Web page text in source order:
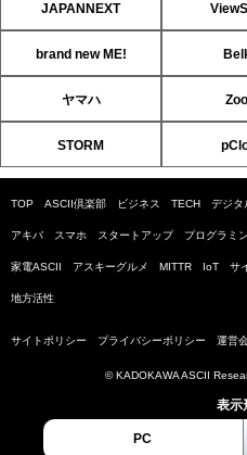
JAPANNEXT
brand new ME!
ヤマハ
STORM
TOP ASCII倶楽部 ビジネス TECH デジタ
アキバ スマホ スタートアップ プログラミ
家電ASCII アスキーグルメ MITTR IoT サ
地方活性
サイトポリシー プライバシーポリシー 運営
© KADOKAWA ASCII
表示
PC